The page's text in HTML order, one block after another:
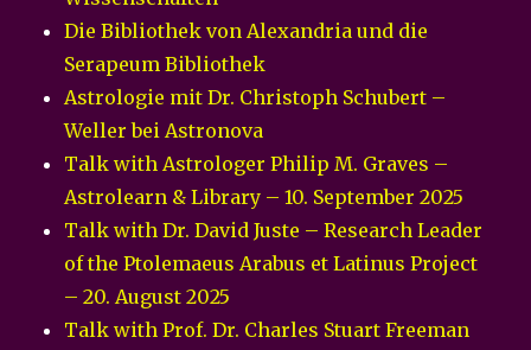
Die Bibliothek von Alexandria und die
Serapeum Bibliothek
Astrologie mit Dr. Christoph Schubert –
Weller bei Astronova
Talk with Astrologer Philip M. Graves –
Astrolearn & Library – 10. September 2025
Talk with Dr. David Juste – Research Leader
of the Ptolemaeus Arabus et Latinus Project
– 20. August 2025
Talk with Prof. Dr. Charles Stuart Freeman